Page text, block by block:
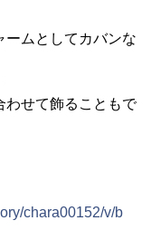
ームとしてカバンな
わせて飾ることもで
chara00152/v/b